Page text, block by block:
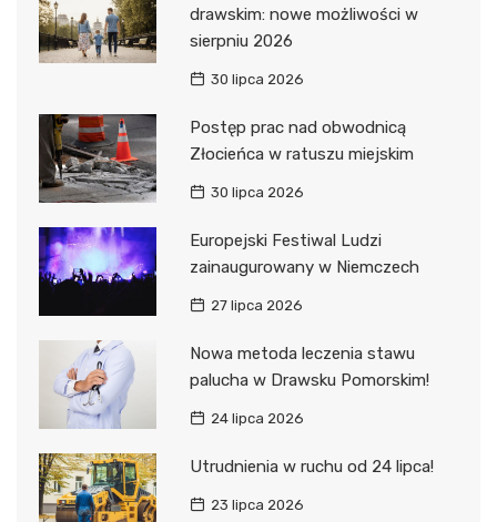
drawskim: nowe możliwości w
sierpniu 2026
30 lipca 2026
Postęp prac nad obwodnicą
Złocieńca w ratuszu miejskim
30 lipca 2026
Europejski Festiwal Ludzi
zainaugurowany w Niemczech
27 lipca 2026
Nowa metoda leczenia stawu
palucha w Drawsku Pomorskim!
24 lipca 2026
Utrudnienia w ruchu od 24 lipca!
23 lipca 2026